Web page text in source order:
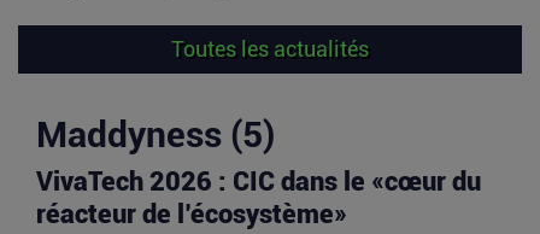
Toutes les actualités
Maddyness (5)
VivaTech 2026 : CIC dans le «cœur du
réacteur de l’écosystème»